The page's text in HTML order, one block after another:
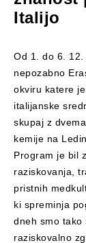
Italijo
Od 1. do 6.
nepozabno
okviru katere
italijanske
skupaj z
kemije na
Program je bil
raziskovanja,
pristnih
ki spreminja
dneh smo tako
raziskovalno